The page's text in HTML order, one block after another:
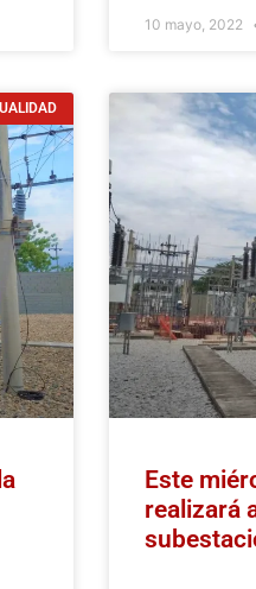
10 mayo, 2022
Este
realizará